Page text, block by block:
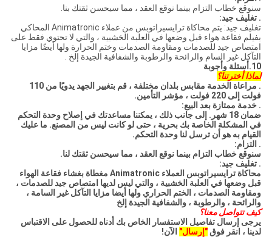
سنوقع خطاب التزام بينما نوقع العقد ، مما سيحسن ثقتك بنا.
. تغليف جيد:
تغليف جيد: يتم محاكاة ترايسيراتوبس من عملاء Animatronic المحاكي
بفيلم فقاعة هواء قبل وضعها في العلبة الخشبية ، والتي لا تحتوي فقط على
امتصاص جيد للصدمات ومقاومة الصدمات وختم الحرارة ولها أيضًا مزايا
التآكل غير السام والرائحة والرطوبة والشفافية الجيدة إلخ .
10.أسئلة وأجوبة
لماذا أخترتنا؟
.
مراعاة الخدمة مقابس بلدان مختلفة ، قم بتغيير الجهد يدويًا من 110
فولت إلى 220 فولت ، مؤشر التأمين.
. خدمة ممتازة بعد البيع:
ضمان 18 شهر.
إلى جانب ذلك ، يمكننا مساعدتك في إصلاح وحدة التحكم
في المشكلة الخاصة بك بحرية ، حتى لو كانت ليس من المصنع. ما عليك
القيام به هو أن ترسل لنا وحدة التحكم.
. التزام:
سنوقع خطاب التزام بينما نوقع العقد ، مما سيحسن ثقتك لنا.
. تغليف جيد:
محاكاة ترايسيراتوبس العملاء Animatronic مغطاة بغشاء فقاعة الهواء
قبل وضعها في العلبة الخشبية ، والتي ليس لديها امتصاص جيد للصدمات ،
ومقاومة الصدمات ، الختم الحراري ولها أيضا مزايا التآكل غير السامة ،
والرائحة ، والرطوبة ، والشفافية الجيدة إلخ
كيف تتواصل معنا؟
يرجى إرسال تفاصيل الاستفسار الخاص بك أدناه للحصول على الاقتباس
لدينا ، انقر فوق"إرسال" الآن!